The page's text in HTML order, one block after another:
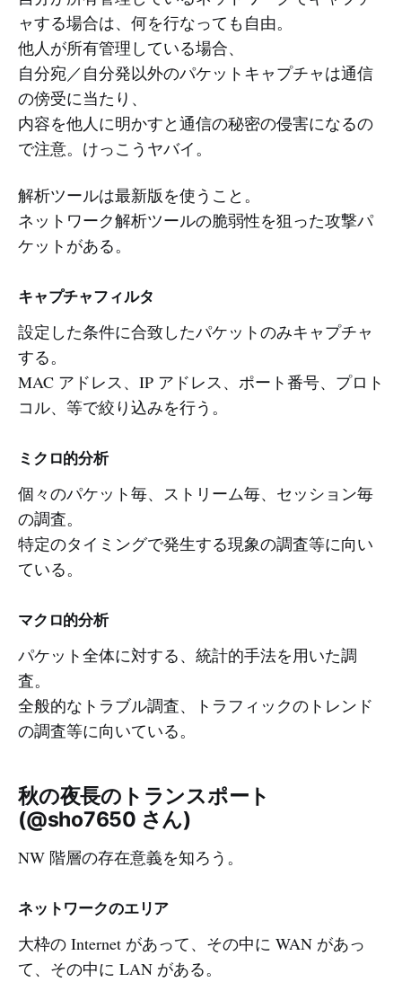
ャする場合は、何を行なっても自由。
他人が所有管理している場合、
自分宛／自分発以外のパケットキャプチャは通信
の傍受に当たり、
内容を他人に明かすと通信の秘密の侵害になるの
で注意。けっこうヤバイ。
解析ツールは最新版を使うこと。
ネットワーク解析ツールの脆弱性を狙った攻撃パ
ケットがある。
キャプチャフィルタ
設定した条件に合致したパケットのみキャプチャ
する。
MAC アドレス、IP アドレス、ポート番号、プロト
コル、等で絞り込みを行う。
ミクロ的分析
個々のパケット毎、ストリーム毎、セッション毎
の調査。
特定のタイミングで発生する現象の調査等に向い
ている。
マクロ的分析
パケット全体に対する、統計的手法を用いた調
査。
全般的なトラブル調査、トラフィックのトレンド
の調査等に向いている。
秋の夜長のトランスポート
(@sho7650 さん)
NW 階層の存在意義を知ろう。
ネットワークのエリア
大枠の Internet があって、その中に WAN があっ
て、その中に LAN がある。